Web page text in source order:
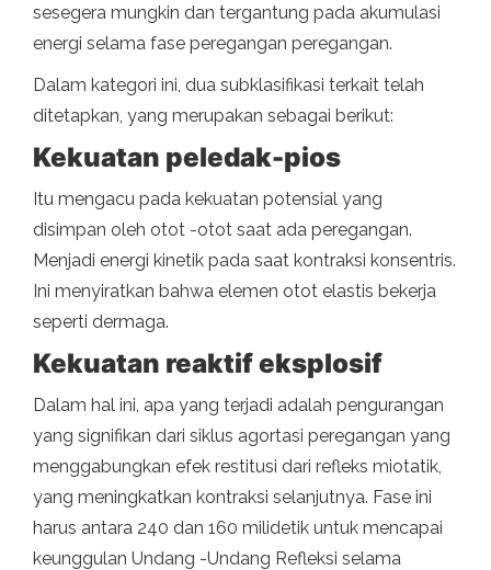
sesegera mungkin dan tergantung pada akumulasi
energi selama fase peregangan peregangan.
Dalam kategori ini, dua subklasifikasi terkait telah
ditetapkan, yang merupakan sebagai berikut:
Kekuatan peledak-pios
Itu mengacu pada kekuatan potensial yang
disimpan oleh otot -otot saat ada peregangan.
Menjadi energi kinetik pada saat kontraksi konsentris.
Ini menyiratkan bahwa elemen otot elastis bekerja
seperti dermaga.
Kekuatan reaktif eksplosif
Dalam hal ini, apa yang terjadi adalah pengurangan
yang signifikan dari siklus agortasi peregangan yang
menggabungkan efek restitusi dari refleks miotatik,
yang meningkatkan kontraksi selanjutnya. Fase ini
harus antara 240 dan 160 milidetik untuk mencapai
keunggulan Undang -Undang Refleksi selama